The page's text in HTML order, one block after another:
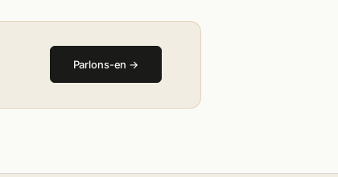
Parlons-en →